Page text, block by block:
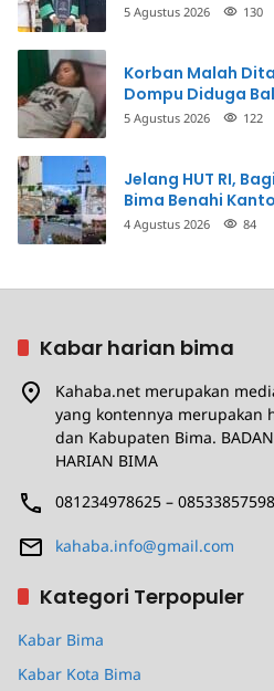
5 Agustus 2026 130
Korban Malah
Dompu Diduga
Penganiayaan
5 Agustus 2026 122
Jelang HUT RI,
Bima Benahi
4 Agustus 2026 84
Kabar harian bima
Kahaba.net merupakan
yang kontennya merupakan
dan Kabupaten Bima. BADAN
HARIAN BIMA
081234978625 –
kahaba.info@gmail.com
Kategori Terpopuler
Kabar Bima
Kabar Kota Bima